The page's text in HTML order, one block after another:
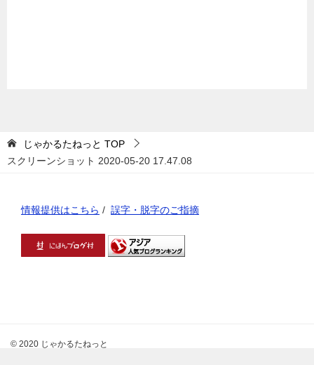
じゃかるたねっと TOP
スクリーンショット 2020-05-20 17.47.08
情報提供はこちら / 誤字・脱字のご指摘
© 2020 じゃかるたねっと